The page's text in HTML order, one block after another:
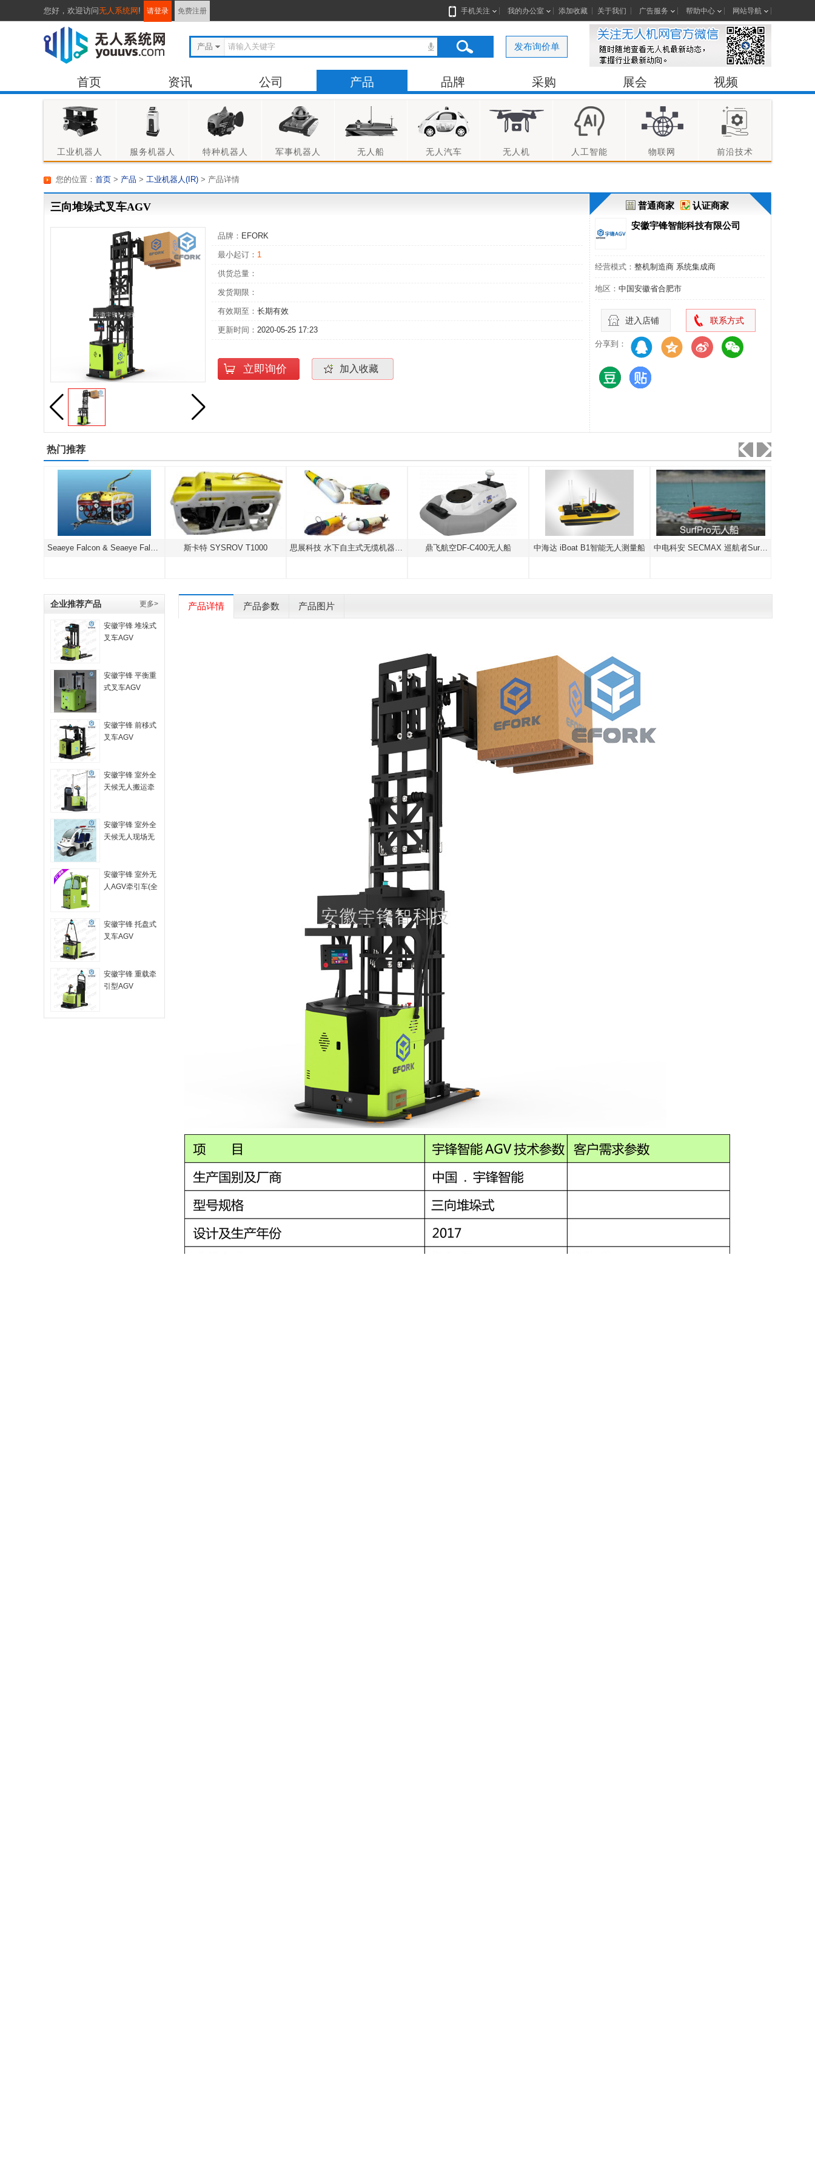
您好， 欢迎访问无人系统网 ! 请登录 免费注册 手机关注 我的办公室 添加收藏 关于我们 广告服务 帮助中心 网站导航
产品 发布询价单
首页 资讯 公司 产品 品牌 采购 展会
视频
招聘
地图
工业机器人 服务机器人 特种机器人 军事机器人 无人船 无人汽车 无人机 人工智能 物联网 前沿技术
您的位置： 首页 > 产品 > 工业机器人(IR) > 产品详情
三向堆垛式叉车AGV
品牌： EFORK
最小起订： 1
供货总量：
发货期限：
有效期至： 长期有效
更新时间： 2020-05-25 17:23
立即询价 加入收藏
普通商家
认证商家
安徽宇锋智能科技有限公司
经营模式： 整机制造商 系统集成商
地区： 中国安徽省合肥市
进入店铺 联系方式
分享到：
热门推荐
Seaeye Falcon & Seaeye Falcon DR 斯卡特 SYSROV T1000 思展科技 水下自主式无缆机器人（AUV） 鼎飞航空DF-C400无人船 中海达 iBoat B1智能无人测量船 中电科安 SECMAX 巡航者SurfPro 无人船系列
企业推荐产品 更多>
安徽宇锋 堆垛式
叉车AGV
安徽宇锋 平衡重
式叉车AGV
安徽宇锋 前移式
叉车AGV
安徽宇锋 室外全
天候无人搬运牵
安徽宇锋 室外全
天候无人现场无
安徽宇锋 室外无
人AGV牵引车(全
安徽宇锋 托盘式
叉车AGV
安徽宇锋 重载牵
引型AGV
产品详情 产品参数 产品图片